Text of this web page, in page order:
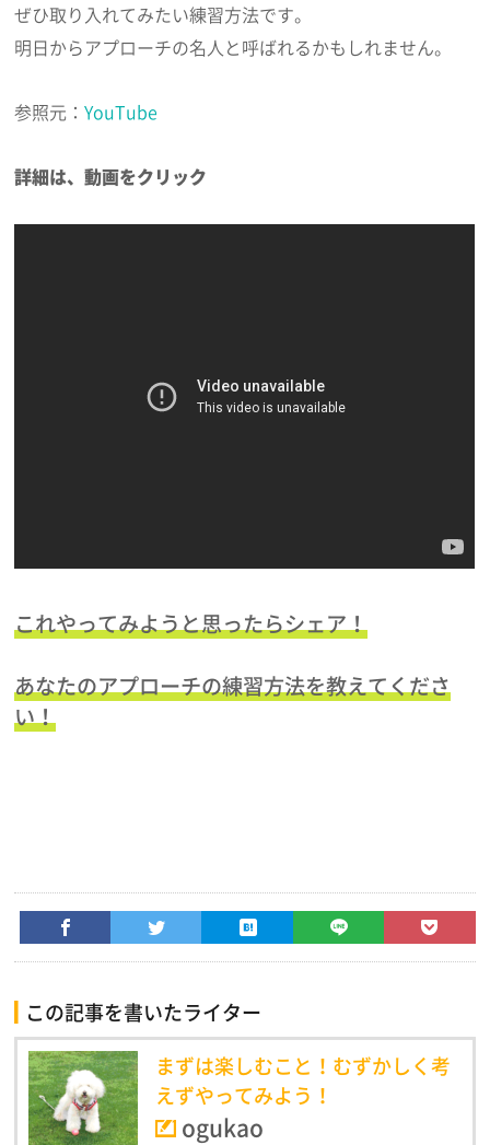
ぜひ取り入れてみたい練習方法です。
明日からアプローチの名人と呼ばれるかもしれません。
参照元：YouTube
詳細は、動画をクリック
これやってみようと思ったらシェア！
あなたのアプローチの練習方法を教えてくださ
い！
この記事を書いたライター
まずは楽しむこと！むずかしく考
えずやってみよう！
ogukao